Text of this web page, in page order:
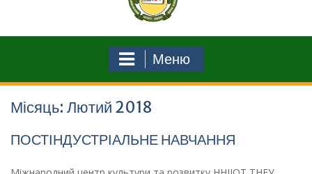
Меню
Місяць: Лютий 2018
ПОСТІНДУСТРІАЛЬНЕ НАВЧАННЯ